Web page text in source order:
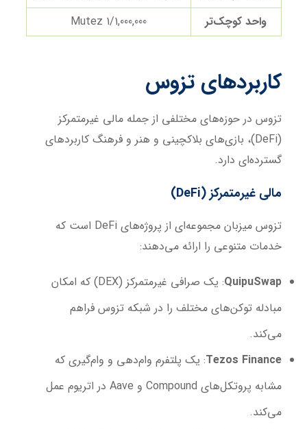
واحد کوچک‌تر
1/1,000,000 Mutez
کاربردهای تزوس
تزوس در حوزه‌های مختلفی از جمله مالی غیرمتمرکز
(DeFi)، بازی‌های بلاکچینی و هنر و فرهنگ کاربردهای
گسترده‌ای دارد.
مالی غیرمتمرکز(DeFi)
تزوس میزبان مجموعه‌ای از پروژه‌های DeFi است که
خدمات متنوعی را ارائه می‌دهند:
QuipuSwap
: یک صرافی غیرمتمرکز (DEX) که امکان
مبادله توکن‌های مختلف را در شبکه تزوس فراهم
می‌کند.
Tezos Finance: یک پلتفرم وام‌دهی و وام‌گیری که
مشابه پروتکل‌های Compound و Aave در اتریوم عمل
می‌کند.